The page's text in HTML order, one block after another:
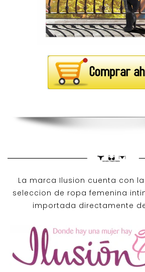
La marca Ilusion cuenta con
seleccion de ropa femenina
importada directamente